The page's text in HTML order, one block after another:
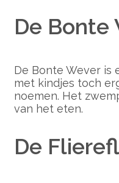
De Bonte
De Bonte Wever is
met kindjes toch
noemen. Het
van het eten.
De